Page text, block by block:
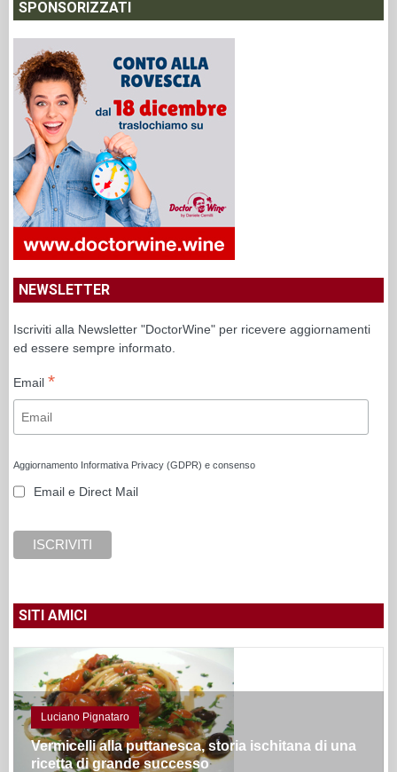
SPONSORIZZATI
NEWSLETTER
Iscriviti alla Newsletter "DoctorWine" per ricevere aggiornamenti
ed essere sempre informato.
Email *
Aggiornamento Informativa Privacy (GDPR) e consenso
Email e Direct Mail
SITI AMICI
Luciano Pignataro
Vermicelli alla puttanesca, storia ischitana di una
ricetta di grande successo